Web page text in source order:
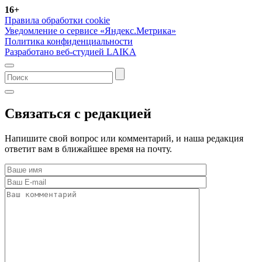
16+
Правила обработки cookie
Уведомление о сервисе «Яндекс.Метрика»
Политика конфиденциальности
Разработано веб-студией LAIKA
Связаться с редакцией
Напишите свой вопрос или комментарий, и наша редакция
ответит вам в ближайшее время на почту.